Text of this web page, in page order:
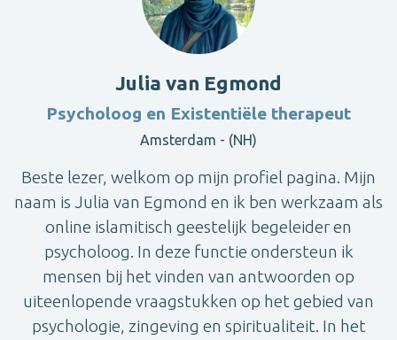
Julia van Egmond
Psycholoog en Existentiële therapeut
Amsterdam - (NH)
Beste lezer, welkom op mijn profiel pagina. Mijn
naam is Julia van Egmond en ik ben werkzaam als
online islamitisch geestelijk begeleider en
psycholoog. In deze functie ondersteun ik
mensen bij het vinden van antwoorden op
uiteenlopende vraagstukken op het gebied van
psychologie, zingeving en spiritualiteit. In het